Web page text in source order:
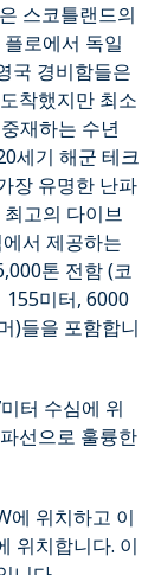
스코틀랜드의
로에서 독일
국 경비함들은
착했지만 최소
재하는 수년
세기 해군 테크
장 유명한 난파
고의 다이브
서 제공하는
톤 전함 (코
155미터, 6000
)들을 포함합니
터 수심에 위
선으로 훌륭한
에 위치하고 이
위치합니다. 이